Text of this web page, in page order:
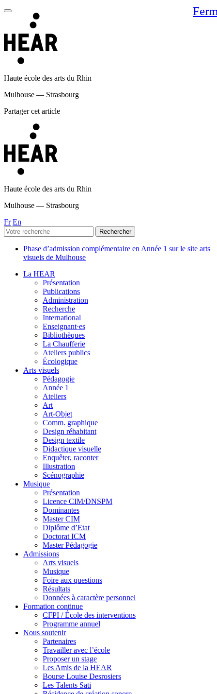
Haute école des arts du Rhin
Mulhouse — Strasbourg
Partager cet article
Haute école des arts du Rhin
Mulhouse — Strasbourg
Fr En
Phase d’admission complémentaire en Année 1 sur le site arts
visuels de Mulhouse
La HEAR
Présentation
Publications
Administration
Recherche
International
Enseignant·es
Bibliothèques
La Chaufferie
Ateliers publics
Écologique
Arts visuels
Pédagogie
Année 1
Ateliers
Art
Art-Objet
Comm. graphique
Design réhabitant
Design textile
Didactique visuelle
Enquêter, raconter
Illustration
Scénographie
Musique
Présentation
Licence CIM/DNSPM
Dominantes
Master CIM
Diplôme d’Etat
Doctorat ICM
Master Pédagogie
Admissions
Arts visuels
Musique
Foire aux questions
Résultats
Données à caractère personnel
Formation continue
CFPI / École des interventions
Programme annuel
Nous soutenir
Partenaires
Travailler avec l’école
Proposer un stage
Les Amis de la HEAR
Bourse Louise Desrosiers
Les Talents Sati